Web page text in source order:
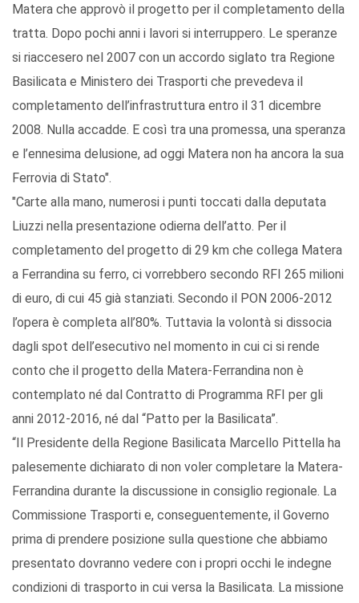
Matera che approvò il progetto per il completamento della
tratta. Dopo pochi anni i lavori si interruppero. Le speranze
si riaccesero nel 2007 con un accordo siglato tra Regione
Basilicata e Ministero dei Trasporti che prevedeva il
completamento dell’infrastruttura entro il 31 dicembre
2008. Nulla accadde. E così tra una promessa, una speranza
e l’ennesima delusione, ad oggi Matera non ha ancora la sua
Ferrovia di Stato".
"Carte alla mano, numerosi i punti toccati dalla deputata
Liuzzi nella presentazione odierna dell’atto. Per il
completamento del progetto di 29 km che collega Matera
a Ferrandina su ferro, ci vorrebbero secondo RFI 265 milioni
di euro, di cui 45 già stanziati. Secondo il PON 2006-2012
l’opera è completa all’80%. Tuttavia la volontà si dissocia
dagli spot dell’esecutivo nel momento in cui ci si rende
conto che il progetto della Matera-Ferrandina non è
contemplato né dal Contratto di Programma RFI per gli
anni 2012-2016, né dal “Patto per la Basilicata”.
“Il Presidente della Regione Basilicata Marcello Pittella ha
palesemente dichiarato di non voler completare la Matera-
Ferrandina durante la discussione in consiglio regionale. La
Commissione Trasporti e, conseguentemente, il Governo
prima di prendere posizione sulla questione che abbiamo
presentato dovranno vedere con i propri occhi le indegne
condizioni di trasporto in cui versa la Basilicata. La missione